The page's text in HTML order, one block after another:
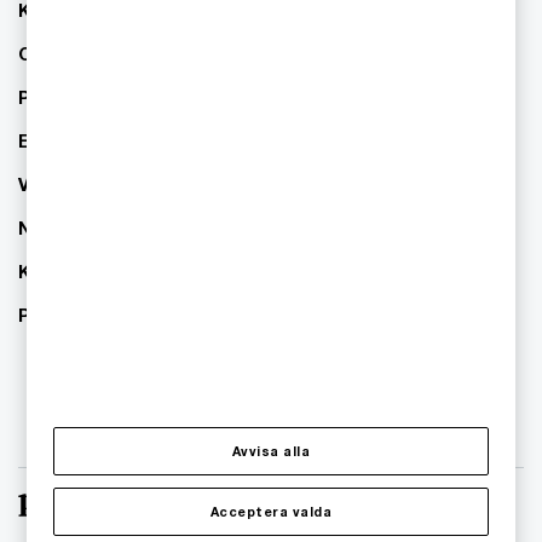
Kontakta oss
Om PwC
Pressrum
Event
Våra kontor
Nyhetsbrev
Karriär
PwC:s hållbarhetsarbete
Avvisa alla
Acceptera valda